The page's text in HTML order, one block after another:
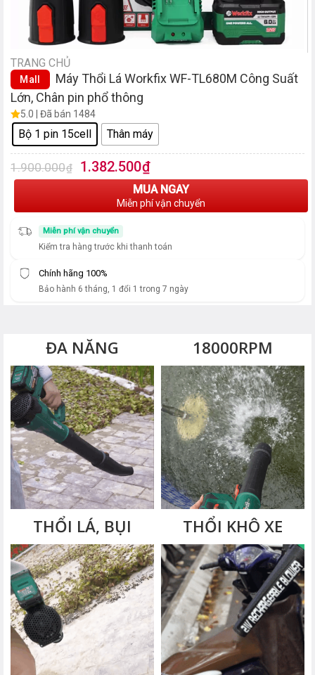
TRANG CHỦ
Mall
Máy Thổi Lá Workfix WF-TL680M Công Suất
Lớn, Chân pin phổ thông
5.0 | Đã bán 1484
Bộ 1 pin 15cell Thân máy
1.900.000₫
Giá
gốc
1.900.000₫.
1.382.500₫Giá
hiện
tại
là:
MUA NGAY
Miễn phí vận chuyển
Miễn phí vận chuyển
Kiểm tra hàng trước khi thanh toán
Chính hãng 100%
Bảo hành 6 tháng, 1 đổi 1 trong 7 ngày
ĐA NĂNG 18000RPM
THỔI LÁ, BỤI THỔI KHÔ XE